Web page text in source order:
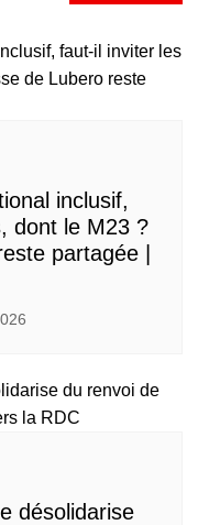
inclusif,
dont le M23 ?
partagée |
désolidarise